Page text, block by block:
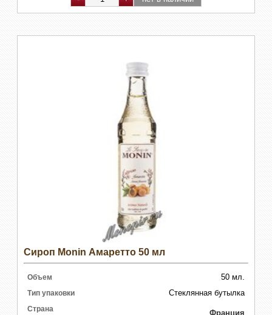
Сироп Monin Амаретто 50 мл
Объем 50 мл.
Тип упаковки Стеклянная бутылка
Страна
Франция